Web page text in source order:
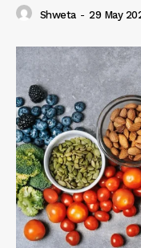
Shweta - 29 May